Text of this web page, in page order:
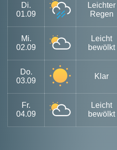
Di.
01.09
Leichter
Regen
Mi.
02.09
Leicht
bewölkt
Do.
03.09
Klar
Fr.
04.09
Leicht
bewölkt